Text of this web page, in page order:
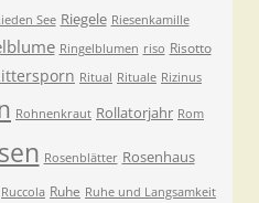
See Riegele Riesenkamille
Ringelblumen riso Risotto
Ritual Rituale Rizinus
Rohnenkraut Rollatorjahr Rom
Rosenblätter Rosenhaus
Ruccola Ruhe Ruhe und Langsamkeit